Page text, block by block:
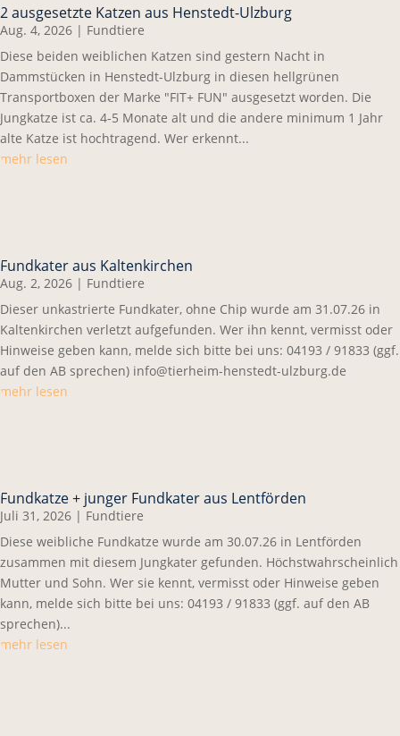
2 ausgesetzte Katzen aus Henstedt-Ulzburg
Aug. 4, 2026 | Fundtiere
Diese beiden weiblichen Katzen sind gestern Nacht in
Dammstücken in Henstedt-Ulzburg in diesen hellgrünen
Transportboxen der Marke "FIT+ FUN" ausgesetzt worden. Die
Jungkatze ist ca. 4-5 Monate alt und die andere minimum 1 Jahr
alte Katze ist hochtragend. Wer erkennt...
mehr lesen
Fundkater aus Kaltenkirchen
Aug. 2, 2026 | Fundtiere
Dieser unkastrierte Fundkater, ohne Chip wurde am 31.07.26 in
Kaltenkirchen verletzt aufgefunden. Wer ihn kennt, vermisst oder
Hinweise geben kann, melde sich bitte bei uns: 04193 / 91833 (ggf.
auf den AB sprechen) info@tierheim-henstedt-ulzburg.de
mehr lesen
Fundkatze + junger Fundkater aus Lentförden
Juli 31, 2026 | Fundtiere
Diese weibliche Fundkatze wurde am 30.07.26 in Lentförden
zusammen mit diesem Jungkater gefunden. Höchstwahrscheinlich
Mutter und Sohn. Wer sie kennt, vermisst oder Hinweise geben
kann, melde sich bitte bei uns: 04193 / 91833 (ggf. auf den AB
sprechen)...
mehr lesen